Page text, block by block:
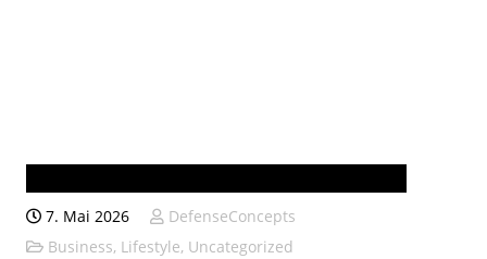
7. Mai 2026
DefenseConcepts
Business, Lifestyle, Uncategorized